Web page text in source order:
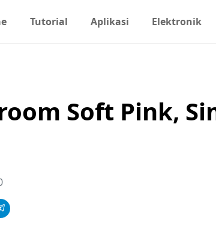
Tutorial Aplikasi Elektronik
Soft Pink,